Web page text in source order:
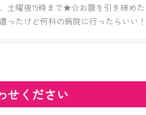
土曜夜19時まで★☆お腹を引き締め
たけど何科の病院に行ったらいい
せください